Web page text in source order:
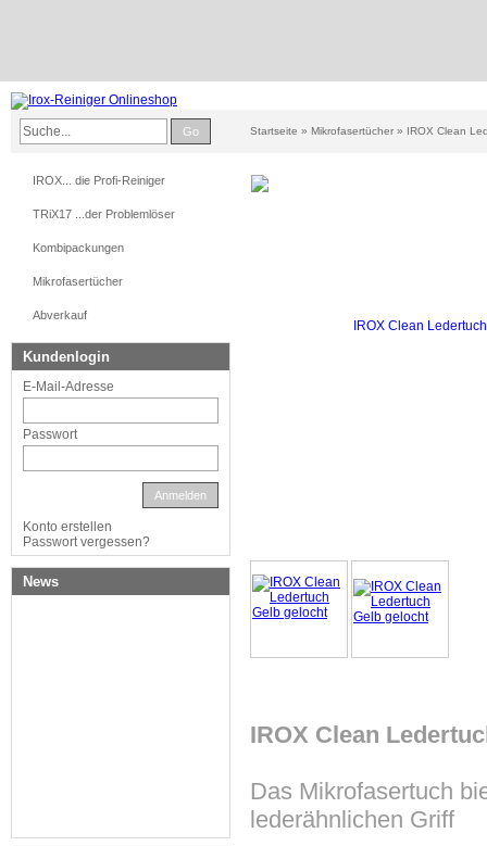
Go Startseite » Mikrofasertücher » IROX Clean
IROX Clean
Das Mikrofasertuch
lederähnlichen Griff
IROX... die Profi-Reiniger
TRiX17 ...der Problemlöser
Kombipackungen
Mikrofasertücher
Abverkauf
Kundenlogin
E-Mail-Adresse
Passwort
Anmelden
Konto erstellen
Passwort vergessen?
News